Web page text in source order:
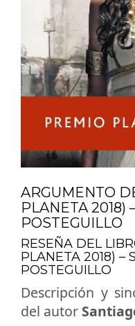
ARGUMENTO
PLANETA 2018)
POSTEGUILLO
RESEÑA DEL
PLANETA 2018) –
POSTEGUILLO
Descripción y
del autor